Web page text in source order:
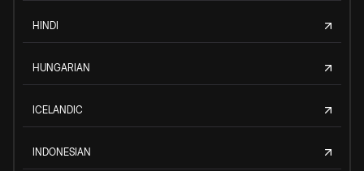
HINDI
HUNGARIAN
ICELANDIC
INDONESIAN